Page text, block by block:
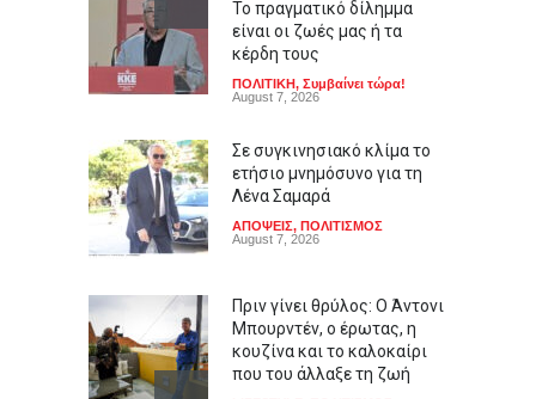
Το πραγματικό δίλημμα
είναι οι ζωές μας ή τα
κέρδη τους
ΠΟΛΙΤΙΚΗ, Συμβαίνει τώρα!
August 7, 2026
Σε συγκινησιακό κλίμα το
ετήσιο μνημόσυνο για τη
Λένα Σαμαρά
ΑΠΟΨΕΙΣ, ΠΟΛΙΤΙΣΜΟΣ
August 7, 2026
Πριν γίνει θρύλος: Ο Άντονι
Μπουρντέν, ο έρωτας, η
κουζίνα και το καλοκαίρι
που του άλλαξε τη ζωή